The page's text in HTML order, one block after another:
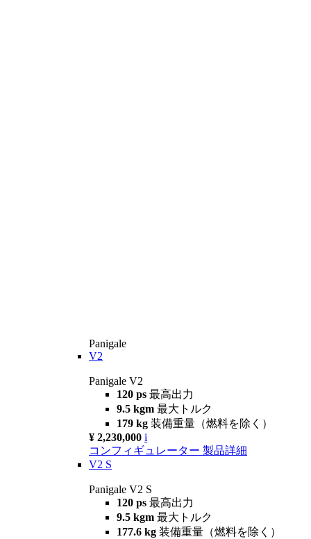
Panigale
V2
Panigale V2
120 ps 最高出力
9.5 kgm 最大トルク
179 kg 装備重量（燃料を除く）
¥ 2,230,000 i
コンフィギュレーター 製品詳細
V2 S
Panigale V2 S
120 ps 最高出力
9.5 kgm 最大トルク
177.6 kg 装備重量（燃料を除く）